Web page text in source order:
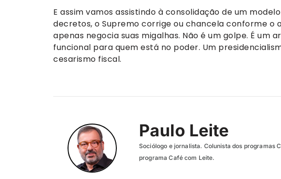
E assim vamos assistindo à consolidação de um
decretos, o Supremo corrige ou chancela conforme o
apenas negocia suas migalhas. Não é um golpe. É um
funcional para quem está no poder. Um
cesarismo fiscal.
Paulo Leite
Sociólogo e jornalista. Colunista dos programas
programa Café com Leite.